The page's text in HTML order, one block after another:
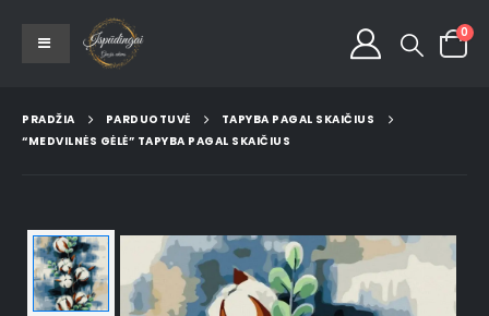
0
PRADŽIA PARDUOTUVĖ
TAPYBA PAGAL SKAIČIUS
“MEDVILNĖS GĖLĖ” TAPYBA PAGAL SKAIČIUS